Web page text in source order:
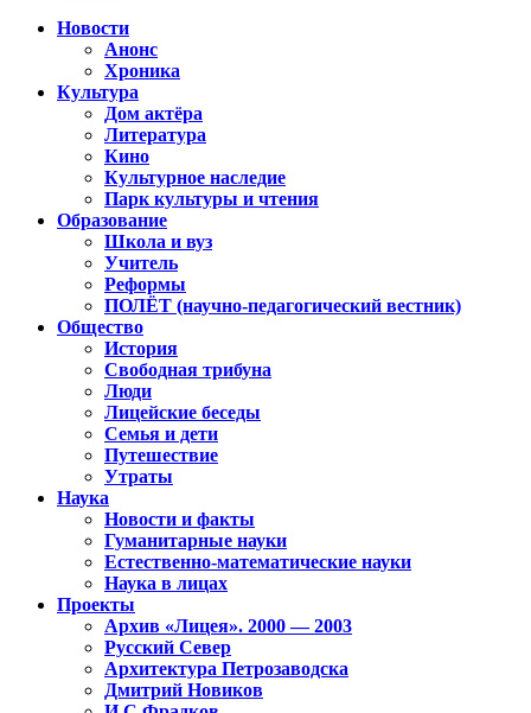
Новости
Анонс
Хроника
Культура
Дом актёра
Литература
Кино
Культурное наследие
Парк культуры и чтения
Образование
Школа и вуз
Учитель
Реформы
ПОЛЁТ (научно-педагогический вестник)
Общество
История
Свободная трибуна
Люди
Лицейские беседы
Семья и дети
Путешествие
Утраты
Наука
Новости и факты
Гуманитарные науки
Естественно-математические науки
Наука в лицах
Проекты
Архив «Лицея». 2000 — 2003
Русский Север
Архитектура Петрозаводска
Дмитрий Новиков